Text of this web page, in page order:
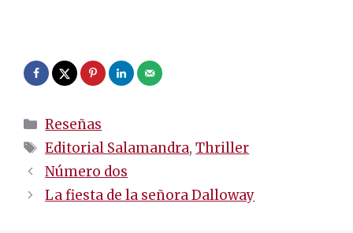
Categorías
Reseñas
Etiquetas
Editorial Salamandra,Thriller
Navegación
de
Número dos
La fiesta de la señora Dalloway